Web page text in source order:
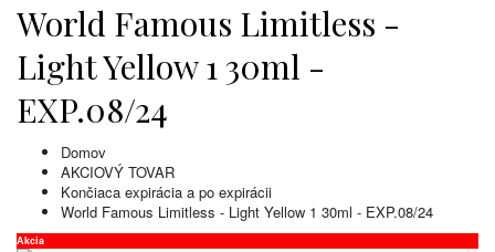
World Famous Limitless -
Light Yellow 1 30ml -
EXP.08/24
Domov
AKCIOVÝ TOVAR
Končiaca expirácia a po expirácii
World Famous Limitless - Light Yellow 1 30ml - EXP.08/24
Akcia